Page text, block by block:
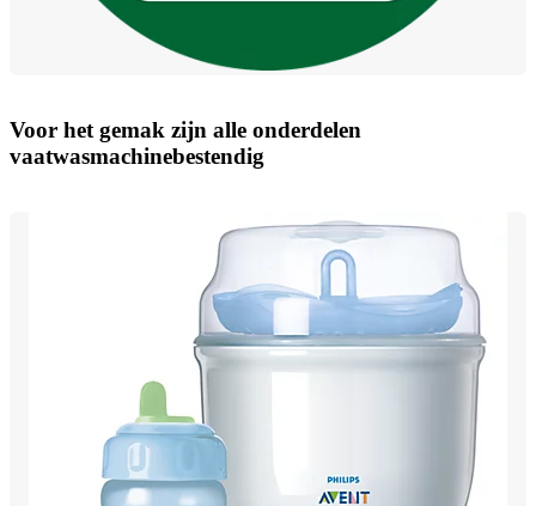
Voor het gemak zijn alle onderdelen
vaatwasmachinebestendig